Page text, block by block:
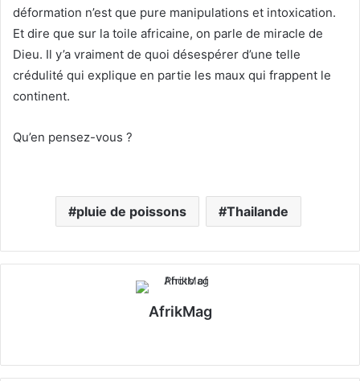
déformation n’est que pure manipulations et intoxication.
Et dire que sur la toile africaine, on parle de miracle de
Dieu. Il y’a vraiment de quoi désespérer d’une telle
crédulité qui explique en partie les maux qui frappent le
continent.
Qu’en pensez-vous ?
pluie de poissons Thailande
AfrikMag